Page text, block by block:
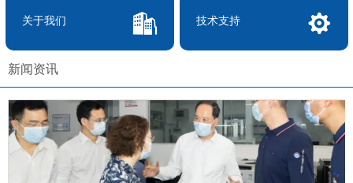
关于我们 技术支持
新闻资讯